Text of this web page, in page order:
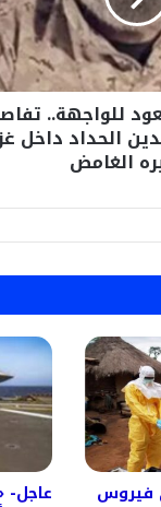
للواجهة..
الحداد داخل
الغامض
فيروس